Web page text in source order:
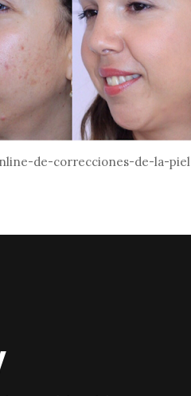
de-correcciones-de-la-piel